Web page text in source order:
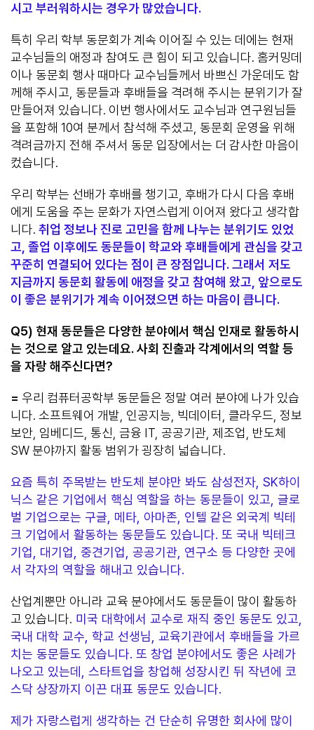
시고 부러워하시는 경우가 많았습니다.
특히 우리 학부 동문회가 계속 이어질 수 있는 데에는 현재
교수님들의 애정과 참여도 큰 힘이 되고 있습니다. 홈커밍데
이나 동문회 행사 때마다 교수님들께서 바쁘신 가운데도 함
께해 주시고, 동문들과 후배들을 격려해 주시는 분위기가 잘
만들어져 있습니다. 이번 행사에서도 교수님과 연구원님들
을 포함해 10여 분께서 참석해 주셨고, 동문회 운영을 위해
격려금까지 전해 주셔서 동문 입장에서는 더 감사한 마음이
컸습니다.
우리 학부는 선배가 후배를 챙기고, 후배가 다시 다음 후배
에게 도움을 주는 문화가 자연스럽게 이어져 왔다고 생각합
니다. 취업 정보나 진로 고민을 함께 나누는 분위기도 있었
고, 졸업 이후에도 동문들이 학교와 후배들에게 관심을 갖고
꾸준히 연결되어 있다는 점이 큰 장점입니다. 그래서 저도
지금까지 동문회 활동에 애정을 갖고 참여해 왔고, 앞으로도
이 좋은 분위기가 계속 이어졌으면 하는 마음이 큽니다.
Q5) 현재 동문들은 다양한 분야에서 핵심 인재로 활동하시
는 것으로 알고 있는데요.사회 진출과 각계에서의 역할 등
을 자랑 해주신다면?
= 우리 컴퓨터공학부 동문들은 정말 여러 분야에 나가 있습
니다. 소프트웨어 개발, 인공지능, 빅데이터, 클라우드, 정보
보안, 임베디드, 통신, 금융 IT, 공공기관, 제조업, 반도체
SW 분야까지 활동 범위가 굉장히 넓습니다.
요즘 특히 주목받는 반도체 분야만 봐도 삼성전자, SK하이
닉스 같은 기업에서 핵심 역할을 하는 동문들이 있고, 글로
벌 기업으로는 구글, 메타, 아마존, 인텔 같은 외국계 빅테
크 기업에서 활동하는 동문들도 있습니다. 또 국내 빅테크
기업, 대기업, 중견기업, 공공기관, 연구소 등 다양한 곳에
서 각자의 역할을 해내고 있습니다.
산업계뿐만 아니라 교육 분야에서도 동문들이 많이 활동하
고 있습니다. 미국 대학에서 교수로 재직 중인 동문도 있고,
국내 대학 교수, 학교 선생님, 교육기관에서 후배들을 가르
치는 동문들도 있습니다. 또 창업 분야에서도 좋은 사례가
나오고 있는데, 스타트업을 창업해 성장시킨 뒤 작년에 코
스닥 상장까지 이끈 대표 동문도 있습니다.
제가 자랑스럽게 생각하는 건 단순히 유명한 회사에 많이